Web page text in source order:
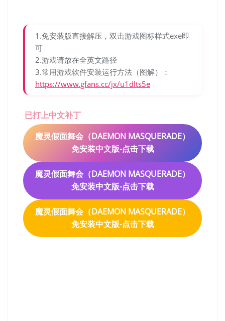
1.免安装版直接解压，双击游戏图标样式exe即
可
2.游戏请放在全英文路径
3.常用游戏软件安装运行方法（图解）：
https://www.gfans.cc/jx/u1dlts5e
已打上中文补丁
魔灵假面舞会（DAEMON MASQUERADE）
免安装中文版-点击下载
魔灵假面舞会（DAEMON MASQUERADE）
免安装中文版-点击下载
魔灵假面舞会（DAEMON MASQUERADE）
免安装中文版-点击下载